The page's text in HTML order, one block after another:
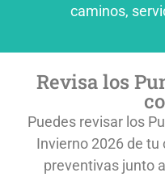
caminos,
Revisa los
Puedes revisar los
Invierno 2026 de tu
preventivas junto